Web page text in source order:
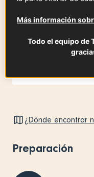
¿Dónde encontrar
Preparación
Más información
Todo el equipo de